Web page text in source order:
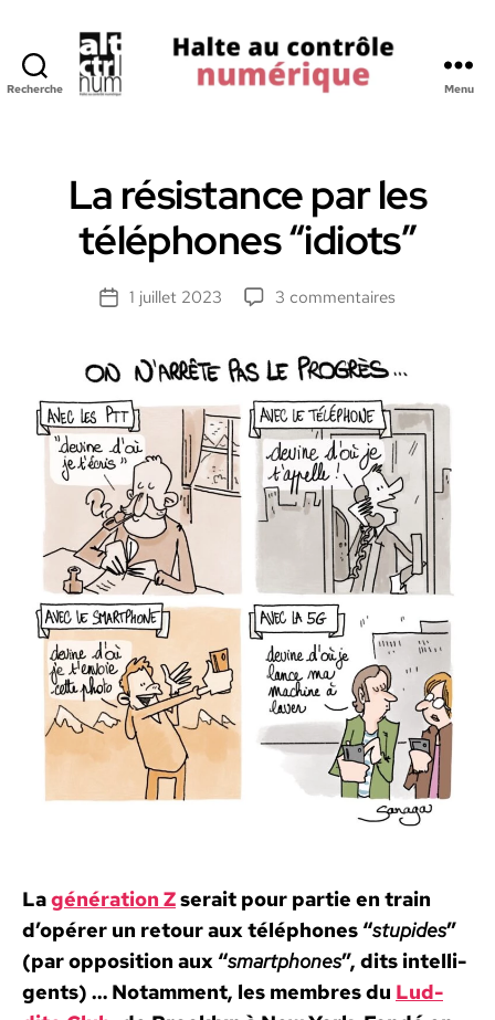
Recherche Menu
La résistance par les
téléphones “idiots”
Date1 juillet 2023 3 commentaires
par
téléphones
“idiots”
Lagénéra­tion Zserait pour par­tie en train
d’opér­er un retour aux télé­phones “stu­pides”
(par oppo­si­tion aux “smart­phones”, dits intel­li­
gents) … Notam­ment, les mem­bres du Lud­